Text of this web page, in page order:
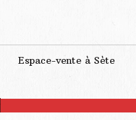
Espace-vente à Sète